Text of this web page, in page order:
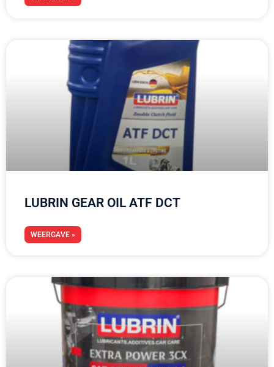
LUBRIN GEAR OIL ATF DCT
WEERGAVE »